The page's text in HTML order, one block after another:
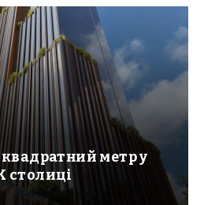
метр у
столиці